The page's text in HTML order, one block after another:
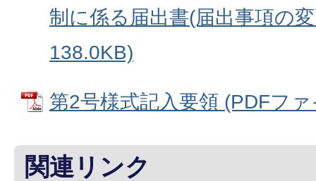
制に係る届出書(届出事項の
138.0KB)
第2号様式記入要領 (PDFフ
関連リンク